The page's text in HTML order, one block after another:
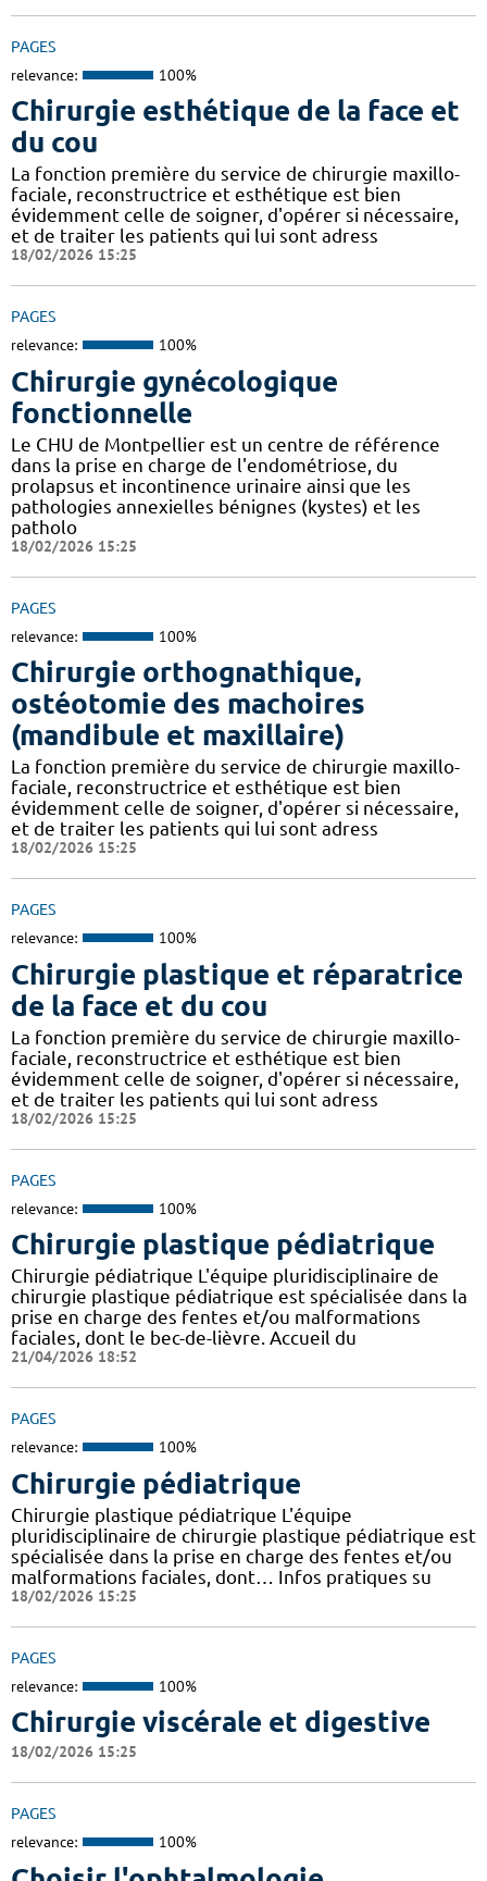
PAGES
relevance: 100%
Chirurgie esthétique de la face et
du cou
La fonction première du service de chirurgie maxillo-
faciale, reconstructrice et esthétique est bien
évidemment celle de soigner, d'opérer si nécessaire,
et de traiter les patients qui lui sont adress
18/02/2026 15:25
PAGES
relevance: 100%
Chirurgie gynécologique
fonctionnelle
Le CHU de Montpellier est un centre de référence
dans la prise en charge de l'endométriose, du
prolapsus et incontinence urinaire ainsi que les
pathologies annexielles bénignes (kystes) et les
patholo
18/02/2026 15:25
PAGES
relevance: 100%
Chirurgie orthognathique,
ostéotomie des machoires
(mandibule et maxillaire)
La fonction première du service de chirurgie maxillo-
faciale, reconstructrice et esthétique est bien
évidemment celle de soigner, d'opérer si nécessaire,
et de traiter les patients qui lui sont adress
18/02/2026 15:25
PAGES
relevance: 100%
Chirurgie plastique et réparatrice
de la face et du cou
La fonction première du service de chirurgie maxillo-
faciale, reconstructrice et esthétique est bien
évidemment celle de soigner, d'opérer si nécessaire,
et de traiter les patients qui lui sont adress
18/02/2026 15:25
PAGES
relevance: 100%
Chirurgie plastique pédiatrique
Chirurgie pédiatrique L'équipe pluridisciplinaire de
chirurgie plastique pédiatrique est spécialisée dans la
prise en charge des fentes et/ou malformations
faciales, dont le bec-de-lièvre. Accueil du
21/04/2026 18:52
PAGES
relevance: 100%
Chirurgie pédiatrique
Chirurgie plastique pédiatrique L'équipe
pluridisciplinaire de chirurgie plastique pédiatrique est
spécialisée dans la prise en charge des fentes et/ou
malformations faciales, dont… Infos pratiques su
18/02/2026 15:25
PAGES
relevance: 100%
Chirurgie viscérale et digestive
18/02/2026 15:25
PAGES
relevance: 100%